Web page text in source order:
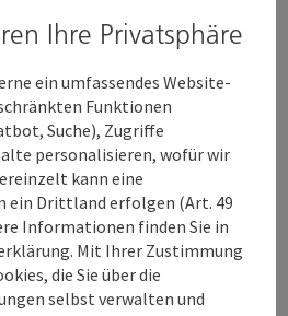
herrlich, flaumige
Ihre Privatsphäre
ein umfassendes Website-
Funktionen
Suche), Zugriffe
personalisieren, wofür wir
kann eine
ein Drittland erfolgen (Art. 49
Informationen finden Sie in
Mit Ihrer Zustimmung
die Sie über die
selbst verwalten und